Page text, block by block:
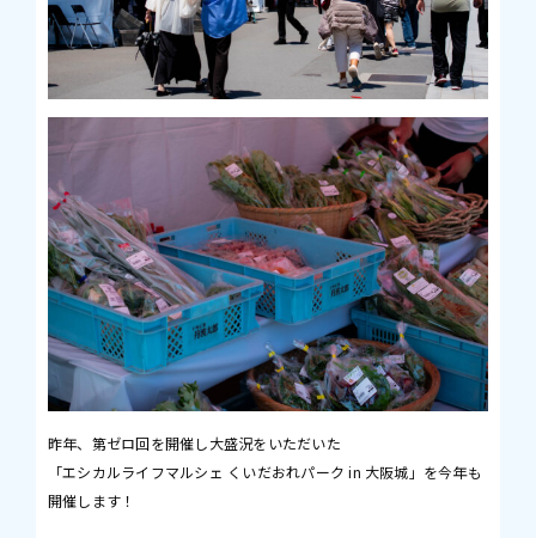
昨年、第ゼロ回を開催し大盛況をいただいた
「エシカルライフマルシェ くいだおれパーク in 大阪城」を今年も
開催します！